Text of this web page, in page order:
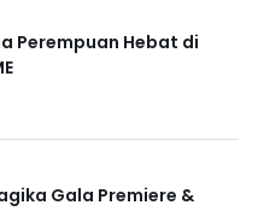
Perempuan Hebat di
Gala Premiere &